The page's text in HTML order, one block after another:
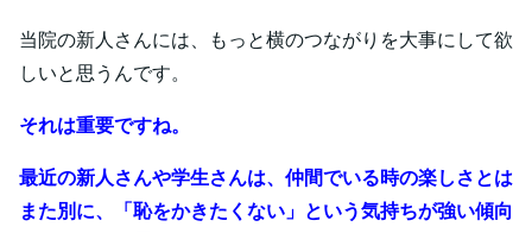
当院の新人さんには、もっと横のつながりを大事にして欲
しいと思うんです。
それは重要ですね。
最近の新人さんや学生さんは、仲間でいる時の楽しさとは
また別に、「恥をかきたくない」という気持ちが強い傾向